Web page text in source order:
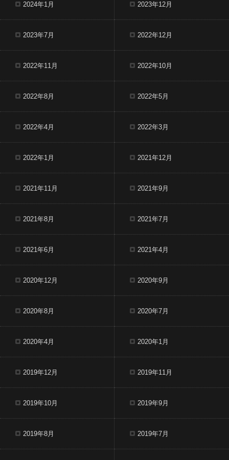
2024年1月 2023年12月
2023年7月 2022年12月
2022年11月 2022年10月
2022年8月 2022年5月
2022年4月 2022年3月
2022年1月 2021年12月
2021年11月 2021年9月
2021年8月 2021年7月
2021年6月 2021年4月
2020年12月 2020年9月
2020年8月 2020年7月
2020年4月 2020年1月
2019年12月 2019年11月
2019年10月 2019年9月
2019年8月 2019年7月